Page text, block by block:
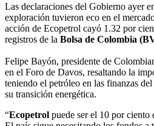
Las declaraciones del Gobierno ayer
exploración tuvieron eco en el
acción de Ecopetrol cayó 1.32 por
registros de la Bolsa de Colombia
Felipe Bayón, presidente de
en el Foro de Davos, resaltando la
teniendo el petróleo en las finanzas
su transición energética.
“Ecopetrol puede ser el 10 por ciento